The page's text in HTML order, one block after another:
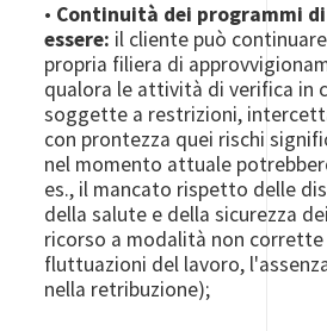
• Continuità dei programmi
essere: il cliente può
propria filiera di
qualora le attività di verifica in
soggette a restrizioni,
con prontezza quei rischi
nel momento attuale
es., il mancato rispetto delle
della salute e della sicurezza
ricorso a modalità non
fluttuazioni del lavoro,
nella retribuzione);